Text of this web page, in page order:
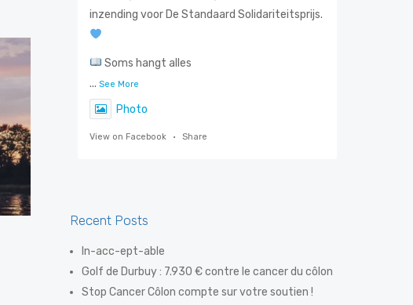
inzending voor De Standaard Solidariteitsprijs.
Soms hangt alles
... See More
Photo
View on Facebook · Share
weet als geen ander hoe belangrijk
vroegtijdige opsporing is. Dankzij een
eenvoudige preventiev
Recent Posts
In-acc-ept-able
Golf de Durbuy : 7.930 € contre le cancer du côlon
Stop Cancer Côlon compte sur votre soutien !